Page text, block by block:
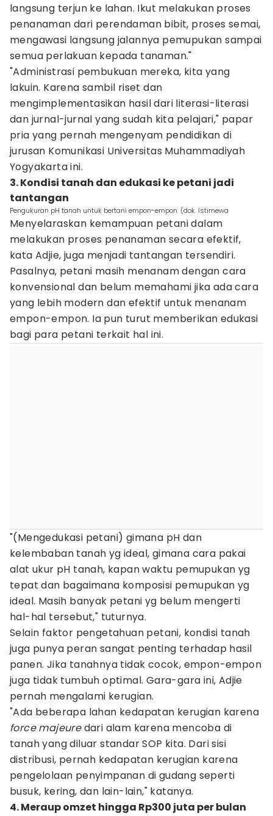
langsung terjun ke lahan. Ikut melakukan proses
penanaman dari perendaman bibit, proses semai,
mengawasi langsung jalannya pemupukan sampai
semua perlakuan kepada tanaman."
"Administrasi pembukuan mereka, kita yang
lakuin. Karena sambil riset dan
mengimplementasikan hasil dari literasi-literasi
dan jurnal-jurnal yang sudah kita pelajari," papar
pria yang pernah mengenyam pendidikan di
jurusan Komunikasi Universitas Muhammadiyah
Yogyakarta ini.
3. Kondisi tanah dan edukasi ke petani jadi
tantangan
Pengukuran pH tanah untuk bertani empon-empon. (dok. Istimewa
Menyelaraskan kemampuan petani dalam
melakukan proses penanaman secara efektif,
kata Adjie, juga menjadi tantangan tersendiri.
Pasalnya, petani masih menanam dengan cara
konvensional dan belum memahami jika ada cara
yang lebih modern dan efektif untuk menanam
empon-empon. Ia pun turut memberikan edukasi
bagi para petani terkait hal ini.
"(Mengedukasi petani) gimana pH dan
kelembaban tanah yg ideal, gimana cara pakai
alat ukur pH tanah, kapan waktu pemupukan yg
tepat dan bagaimana komposisi pemupukan yg
ideal. Masih banyak petani yg belum mengerti
hal-hal tersebut," tuturnya.
Selain faktor pengetahuan petani, kondisi tanah
juga punya peran sangat penting terhadap hasil
panen. Jika tanahnya tidak cocok, empon-empon
juga tidak tumbuh optimal. Gara-gara ini, Adjie
pernah mengalami kerugian.
"Ada beberapa lahan kedapatan kerugian karena
force majeuredari alam karena mencoba di
tanah yang diluar standar SOP kita. Dari sisi
distribusi, pernah kedapatan kerugian karena
pengelolaan penyimpanan di gudang seperti
busuk, kering, dan lain-lain," katanya.
4. Meraup omzet hingga Rp300 juta per bulan